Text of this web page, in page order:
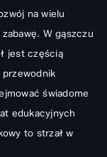
na wielu
W gąszczu
jest częścią
przewodnik
świadome
edukacyjnych
to strzał w